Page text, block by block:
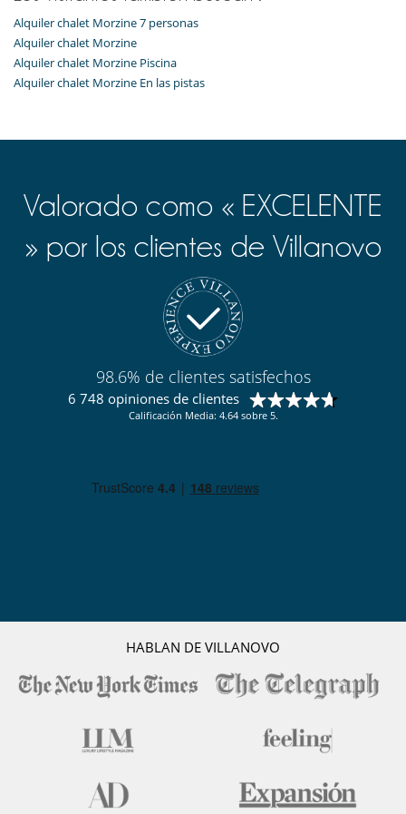
Alquiler chalet Morzine 7 personas
Alquiler chalet Morzine
Alquiler chalet Morzine Piscina
Alquiler chalet Morzine En las pistas
Valorado como « EXCELENTE
» por los clientes de Villanovo
98.6% de clientes satisfechos
6 748 opiniones de clientes
Calificación Media: 4.64 sobre 5.
HABLAN DE VILLANOVO